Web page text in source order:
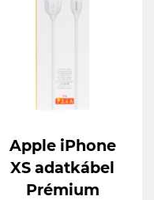
Apple iPhone
XS adatkábel
Prémium